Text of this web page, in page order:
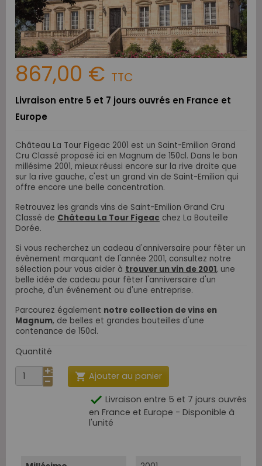
867,00 € TTC
Livraison entre 5 et 7 jours ouvrés en France et
Europe
Château La Tour Figeac 2001 est un Saint-Emilion Grand
Cru Classé proposé ici en Magnum de 150cl. Dans le bon
millésime 2001, mieux réussi encore sur la rive droite que
sur la rive gauche, c'est un grand vin de Saint-Emilion qui
offre encore une belle concentration.
Retrouvez les grands vins de Saint-Emilion Grand Cru
Classé de Château La Tour Figeac chez La Bouteille
Dorée.
Si vous recherchez un cadeau d'anniversaire pour fêter un
évènement marquant de l'année 2001, consultez notre
sélection pour vous aider à trouver un vin de 2001, une
belle idée de cadeau pour fêter l'anniversaire d'un
proche, d'un événement ou d'une entreprise.
Parcourez également notre collection de vins en
Magnum, de belles et grandes bouteilles d'une
contenance de 150cl.
Quantité
 Ajouter au panier
 Livraison entre 5 et 7 jours ouvrés
en France et Europe - Disponible à
l'unité